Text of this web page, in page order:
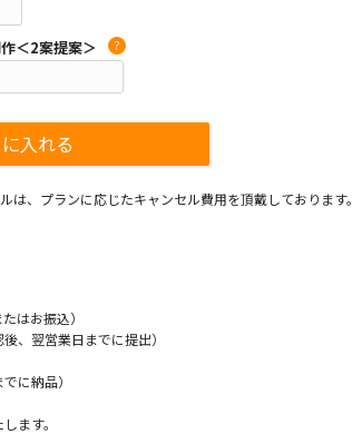
＜2案提案＞ ?
は、プランに応じたキャンセル費用を頂戴しております。
はお振込）
、翌営業日までに提出）
に納品）
ます。